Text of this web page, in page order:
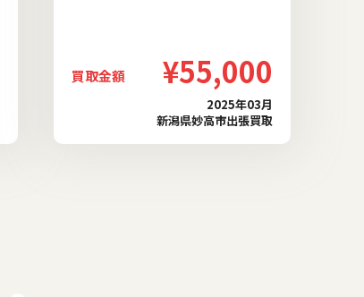
買取金額 ¥55,000
2025年03月
新潟県妙高市出張買取